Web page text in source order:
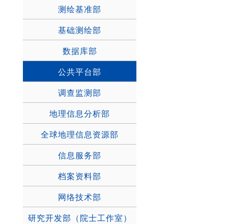
测绘基准部
基础测绘部
数据库部
公共平台部
调查监测部
地理信息分析部
全球地理信息资源部
信息服务部
档案资料部
网络技术部
研究开发部（院士工作室）